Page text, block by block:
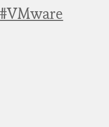
#VMware